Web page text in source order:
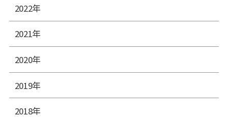
2022年
2021年
2020年
2019年
2018年